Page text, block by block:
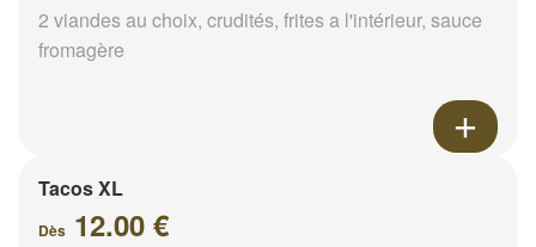
2 viandes au choix, crudités, frites a l'intérieur, sauce
fromagère
Tacos XL
Dès 12.00 €